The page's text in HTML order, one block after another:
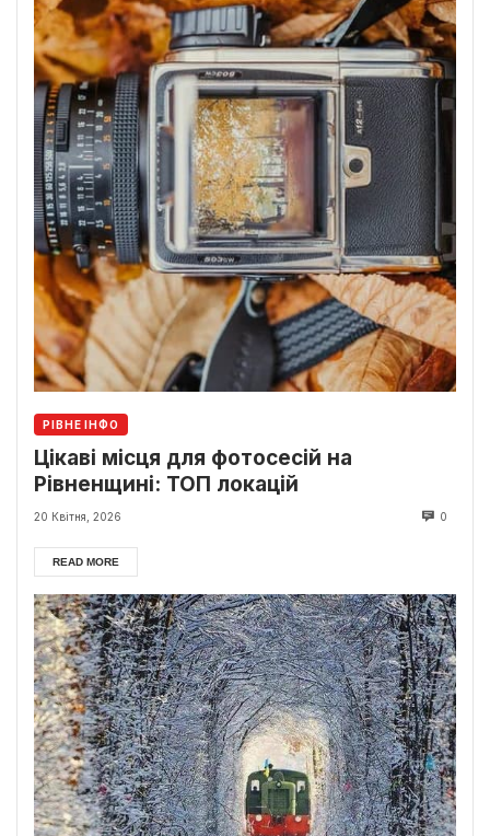
РІВНЕ ІНФО
Цікаві місця для фотосесій на
Рівненщині: ТОП локацій
20 Квітня, 2026 0
READ MORE